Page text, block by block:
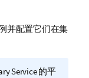
并配置它们在集
Service的平